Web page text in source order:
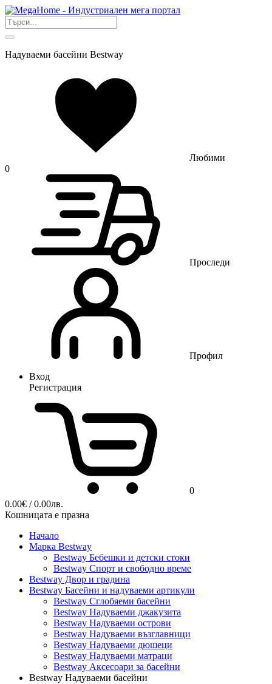
Надуваеми басейни Bestway
Любими
0
Проследи
Профил
Вход
Регистрация
0
0.00€ / 0.00лв.
Кошницата е празна
Начало
Марка Bestway
Bestway Бебешки и детски стоки
Bestway Спорт и свободно време
Bestway Двор и градина
Bestway Басейни и надуваеми артикули
Bestway Сглобяеми басейни
Bestway Надуваеми джакузита
Bestway Надуваеми острови
Bestway Надуваеми възглавници
Bestway Надуваеми дюшеци
Bestway Надуваеми матраци
Bestway Аксесоари за басейни
Bestway Надуваеми басейни